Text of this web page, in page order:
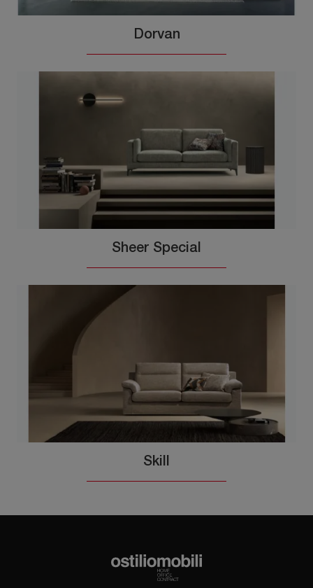
Dorvan
Sheer Special
Skill